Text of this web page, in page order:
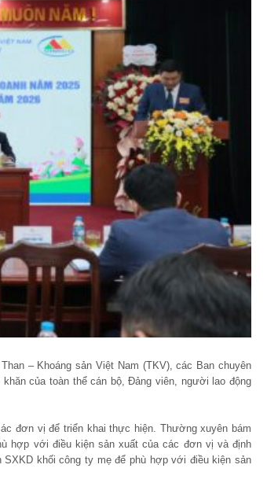
– Khoáng sản Việt Nam (TKV), các Ban chuyên
của toàn thể cán bộ, Đảng viên, người lao động
đơn vị để triển khai thực hiện. Thường xuyên bám
hợp với điều kiện sản xuất của các đơn vị và định
khối công ty mẹ để phù hợp với điều kiện sản